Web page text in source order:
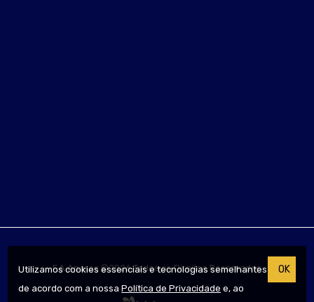
F.A Aparas ©2026 Todos os Direitos Reservados
Utilizamos cookies essenciais e tecnologias semelhantes
de acordo com a nossaPolítica de Privacidade e, ao
OK